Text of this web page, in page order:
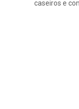
caseiros e